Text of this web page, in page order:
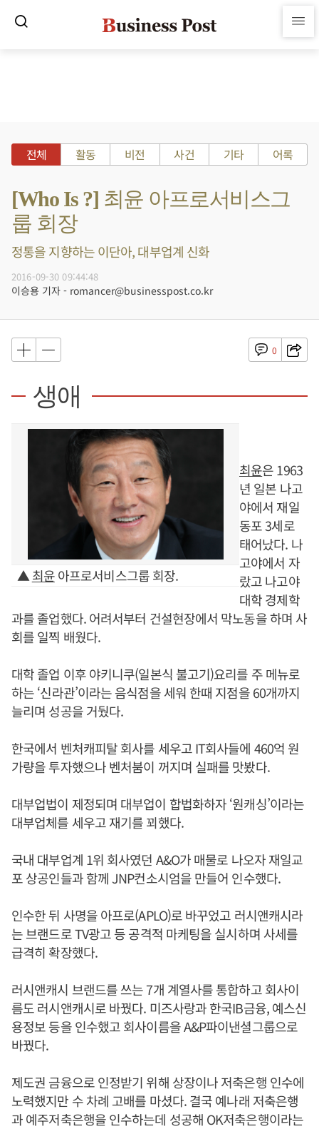
전체 활동 비전 사건 기타 어록
[Who Is ?] 최윤 아프로서비스그
룹 회장
정통을 지향하는 이단아, 대부업계 신화
2016-09-30 09:44:48
이승용 기자 - romancer@businesspost.co.kr
0
생애
▲최윤아프로서비스그룹 회장.
최윤은 1963
년 일본 나고
야에서 재일
동포 3세로
태어났다. 나
고야에서 자
랐고 나고야
대학 경제학
과를 졸업했다. 어려서부터 건설현장에서 막노동을 하며 사
회를 일찍 배웠다.
대학 졸업 이후 야키니쿠(일본식 불고기)요리를 주 메뉴로
하는 ‘신라관’이라는 음식점을 세워 한때 지점을 60개까지
늘리며 성공을 거뒀다.
한국에서 벤처캐피탈 회사를 세우고 IT회사들에 460억 원
가량을 투자했으나 벤처붐이 꺼지며 실패를 맛봤다.
대부업법이 제정되며 대부업이 합법화하자 ‘원캐싱’이라는
대부업체를 세우고 재기를 꾀했다.
국내 대부업계 1위 회사였던 A&O가 매물로 나오자 재일교
포 상공인들과 함께 JNP컨소시엄을 만들어 인수했다.
인수한 뒤 사명을 아프로(APLO)로 바꾸었고 러시앤캐시라
는 브랜드로 TV광고 등 공격적 마케팅을 실시하며 사세를
급격히 확장했다.
러시앤캐시 브랜드를 쓰는 7개 계열사를 통합하고 회사이
름도 러시앤캐시로 바꿨다. 미즈사랑과 한국IB금융, 예스신
용정보 등을 인수했고 회사이름을 A&P파이낸셜그룹으로
바꿨다.
제도권 금융으로 인정받기 위해 상장이나 저축은행 인수에
노력했지만 수 차례 고배를 마셨다. 결국 예나래 저축은행
과 예주저축은행을 인수하는데 성공해 OK저축은행이라는